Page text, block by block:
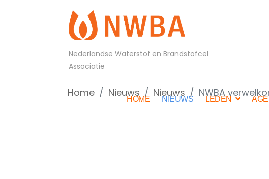
Nederlandse Waterstof en Brandstofcel
Associatie
HOME NIEUWS LEDEN
Home Nieuws Nieuws NWBA